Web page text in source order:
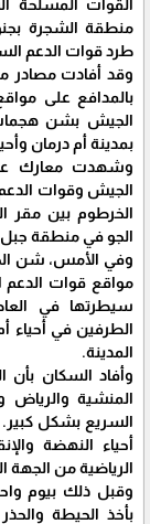
القوات المسلحة
منطقة الشجرة
طرد قوات الدعم
وقد أفادت مصادر
بالمدافع على
الجيش بشن
بمدينة أم درمان
وشهدت معارك
الجيش وقوات
الخرطوم بين مقر
الجو في منطقة جبل
وفي الأمس، شن
مواقع قوات الدعم
سيطرتها في
الطرفين في أحياء
المدينة.
وأفاد السكان
المنشية
السريع بشكل
أحياء النهضة
الرياضية من الجهة
وقبل ذلك بيوم
بأخذ الحيطة